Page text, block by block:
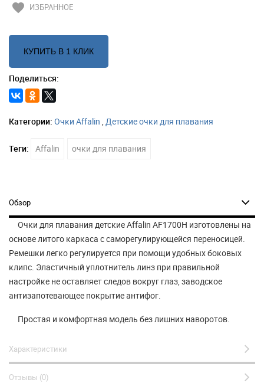
favorite ИЗБРАННОЕ
КУПИТЬ В 1 КЛИК
Поделиться:
Категории: Очки Affalin , Детские очки для плавания
Теги: Affalin очки для плавания
Обзор
Очки для плавания детские Affalin AF1700H изготовлены на
основе литого каркаса с саморегулирующейся переносицей.
Ремешки легко регулируется при помощи удобных боковых
клипс. Эластичный уплотнитель линз при правильной
настройке не оставляет следов вокруг глаз, заводское
антизапотевающее покрытие антифог.
Простая и комфортная модель без лишних наворотов.
Характеристики
Отзывы (0)